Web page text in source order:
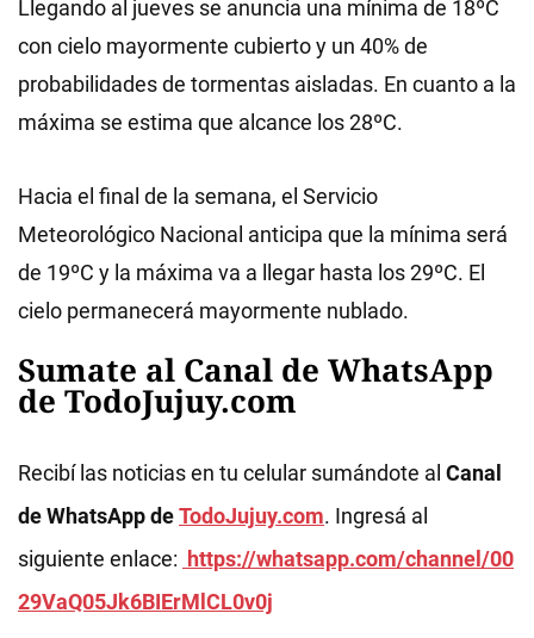
Llegando al jueves se anuncia una mínima de 18ºC
con cielo mayormente cubierto y un 40% de
probabilidades de tormentas aisladas. En cuanto a la
máxima se estima que alcance los 28ºC.
Hacia el final de la semana, el Servicio
Meteorológico Nacional anticipa que la mínima será
de 19ºC y la máxima va a llegar hasta los 29ºC. El
cielo permanecerá mayormente nublado.
Sumate al Canal de WhatsApp
de TodoJujuy.com
Recibí las noticias en tu celular sumándote al Canal
de WhatsApp deTodoJujuy.com. Ingresá al
siguiente enlace: https://whatsapp.com/channel/00
29VaQ05Jk6BIErMlCL0v0j